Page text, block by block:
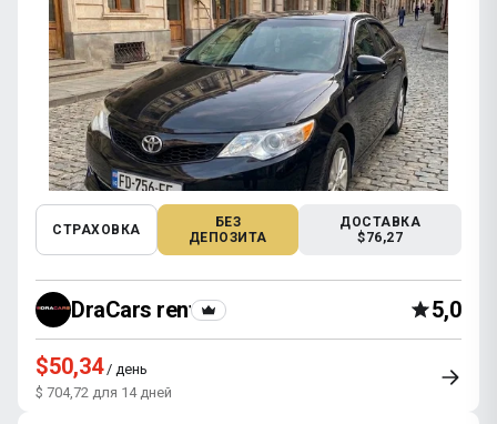
СТРАХОВКА
БЕЗ
ДЕПОЗИТА
ДОСТАВКА
$76,27
DraCars rental 5,0
$50,34/ день
$ 704,72 для 14 дней